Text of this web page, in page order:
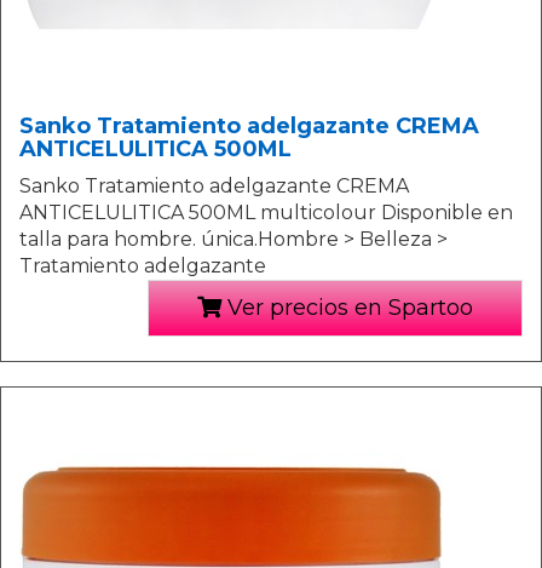
Sanko Tratamiento adelgazante CREMA
ANTICELULITICA 500ML
Sanko Tratamiento adelgazante CREMA
ANTICELULITICA 500ML multicolour Disponible en
talla para hombre. única.Hombre > Belleza >
Tratamiento adelgazante
Ver precios en Spartoo